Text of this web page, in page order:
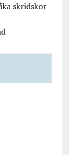
skridskor